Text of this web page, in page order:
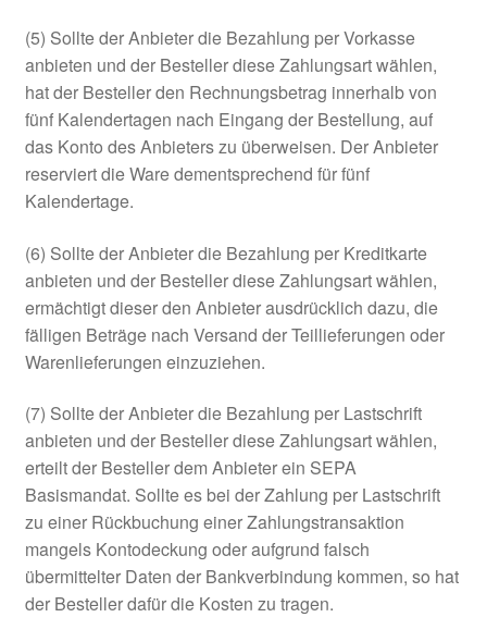
(5) Sollte der Anbieter die Bezahlung per Vorkasse
anbieten und der Besteller diese Zahlungsart wählen,
hat der Besteller den Rechnungsbetrag innerhalb von
fünf Kalendertagen nach Eingang der Bestellung, auf
das Konto des Anbieters zu überweisen. Der Anbieter
reserviert die Ware dementsprechend für fünf
Kalendertage.
(6) Sollte der Anbieter die Bezahlung per Kreditkarte
anbieten und der Besteller diese Zahlungsart wählen,
ermächtigt dieser den Anbieter ausdrücklich dazu, die
fälligen Beträge nach Versand der Teillieferungen oder
Warenlieferungen einzuziehen.
(7) Sollte der Anbieter die Bezahlung per Lastschrift
anbieten und der Besteller diese Zahlungsart wählen,
erteilt der Besteller dem Anbieter ein SEPA
Basismandat. Sollte es bei der Zahlung per Lastschrift
zu einer Rückbuchung einer Zahlungstransaktion
mangels Kontodeckung oder aufgrund falsch
übermittelter Daten der Bankverbindung kommen, so hat
der Besteller dafür die Kosten zu tragen.